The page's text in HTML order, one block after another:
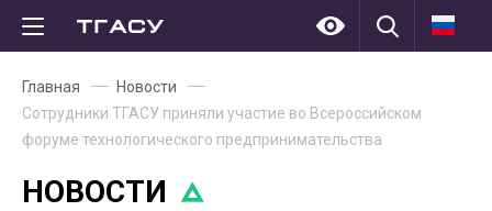
Главная
Новости
Сотрудники ТГАСУ приняли участие во Всероссийском
форуме технологического предпринимательства
НОВОСТИ